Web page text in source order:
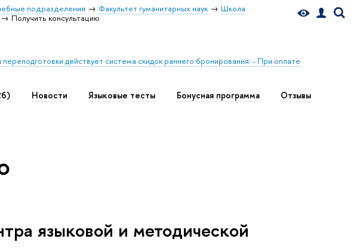
подразделения Факультет гуманитарных наук
Школа
Получить консультацию
действует система скидок раннего бронирования: - При оплате
Новости Языковые тесты Бонусная программа Отзывы
языковой и методической